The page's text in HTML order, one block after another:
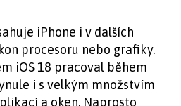
iPhone i v dalších
procesoru nebo grafiky.
iOS 18 pracoval během
i s velkým množstvím
a oken. Naprosto